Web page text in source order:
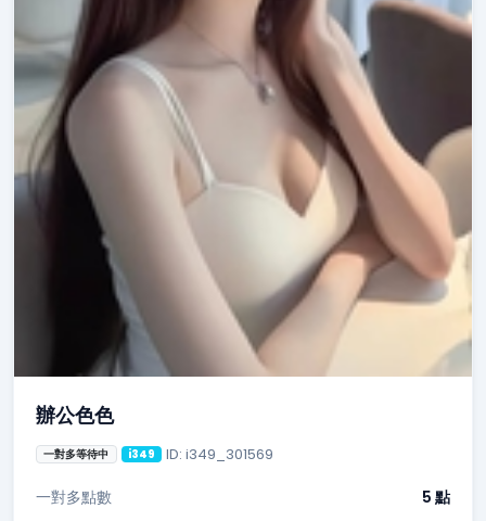
辦公色色
一對多等待中 i349 ID: i349_301569
一對多點數
5 點